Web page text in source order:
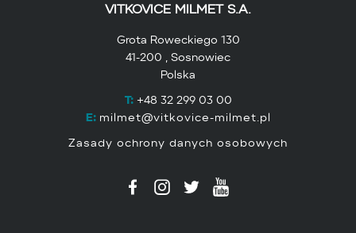
VITKOVICE MILMET S.A.
Grota Roweckiego 130
41-200 , Sosnowiec
Polska
T: +48 32 299 03 00
E: milmet@vitkovice-milmet.pl
Zasady ochrony danych osobowych